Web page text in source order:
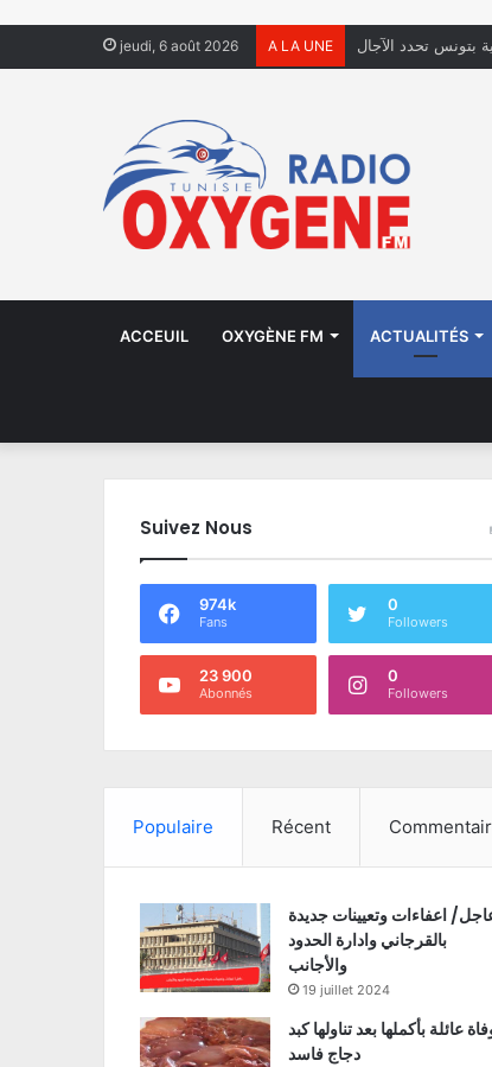
jeudi, 6 août 2026 A LA UNE بتونس تحدد الآجال
ACCEUIL OXYGÈNE FM ACTUALITÉS
Suivez Nous
974k
Fans
0
Followers
23 900
Abonnés
0
Followers
Populaire Récent
اعفاءات وتعيينات جديدة
بالقرجاني وادارة الحدود
والأجانب
19 juillet 2024
عائلة بأكملها بعد تناولها كبد
دجاج فاسد